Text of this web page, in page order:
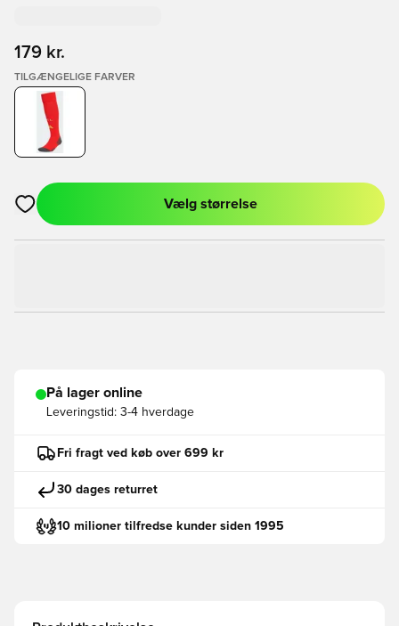
179 kr.
TILGÆNGELIGE FARVER
Åbner en Modal til at logge ind eller tilmelde dig som medlem
Vælg størrelse
På lager online
Leveringstid: 3-4 hverdage
Fri fragt ved køb over 699 kr
30 dages returret
10 milioner tilfredse kunder siden 1995